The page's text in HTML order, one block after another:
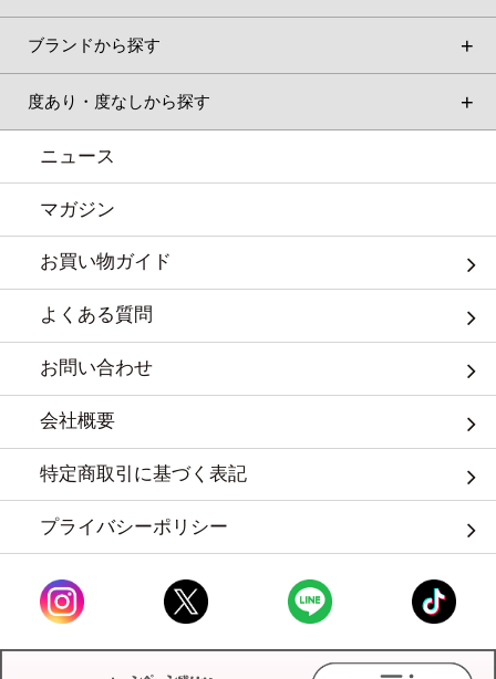
ブランドから探す
度あり・度なしから探す
ニュース
マガジン
お買い物ガイド
よくある質問
お問い合わせ
会社概要
特定商取引に基づく表記
プライバシーポリシー